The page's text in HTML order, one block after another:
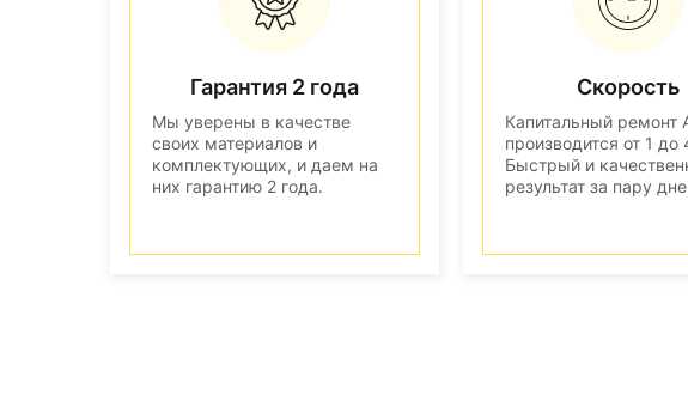
Гарантия 2 года
Мы уверены в качестве
своих материалов и
комплектующих, и даем на
них гарантию 2 года.
Скорость
Капитальный ремонт
производится от 1 до
Быстрый и
результат за пару